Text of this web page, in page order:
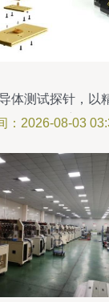
体测试探针，以
子研发创新
：2026-08-03